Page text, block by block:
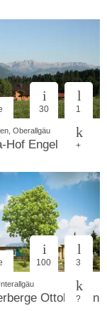
30 1
+
Oberallgäu
Hof Engel
100 3
?
Ottobeuren